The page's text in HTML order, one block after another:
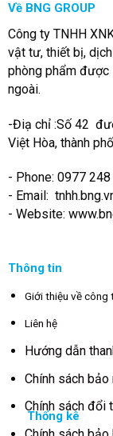
Về BNG GROUP
Công ty TNHH
vật tư, thiết bị,
phòng phẩm được
ngoài.
-Điạ chỉ :Số 42
Việt Hòa, thành
- Phone: 0977
- Email:
- Website:
Thông tin
Giới thiệu về công
Liên hệ
Hướng dẫn
Chính sách bảo
Chính sách đổi
Thống kê